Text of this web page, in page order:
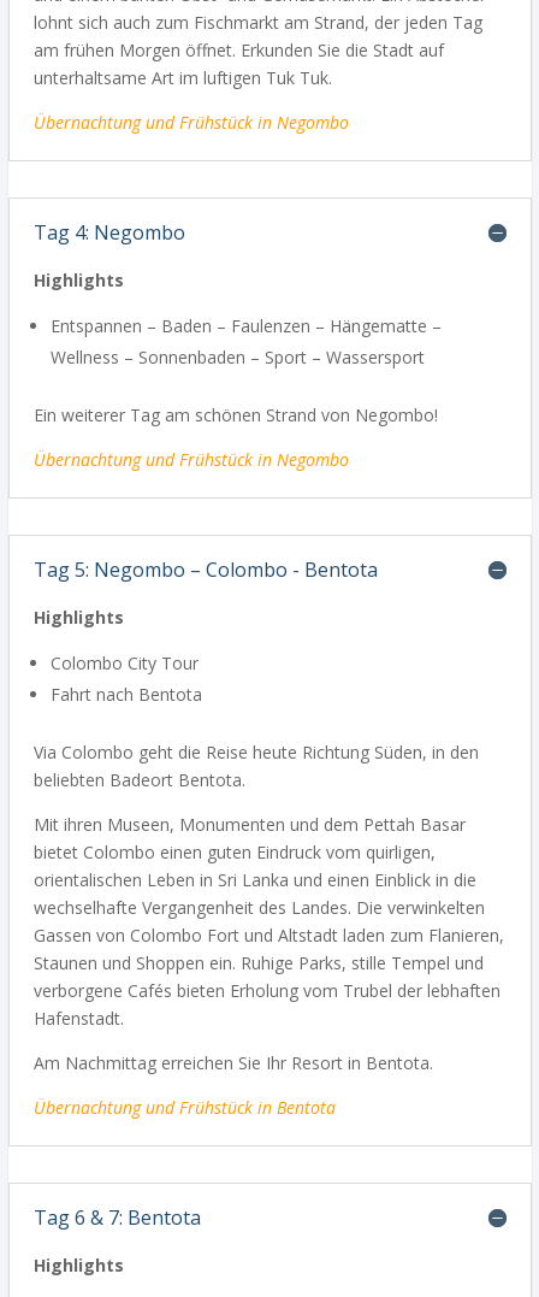
lohnt sich auch zum Fischmarkt am Strand, der jeden Tag
am frühen Morgen öffnet. Erkunden Sie die Stadt auf
unterhaltsame Art im luftigen Tuk Tuk.
Übernachtungund Frühstück in Negombo
Tag 4: Negombo
Highlights
Entspannen – Baden – Faulenzen – Hängematte –
Wellness – Sonnenbaden – Sport – Wassersport
Ein weiterer Tag am schönen Strand von Negombo!
Übernachtungund Frühstück in Negombo
Tag 5: Negombo – Colombo - Bentota
Highlights
Colombo City Tour
Fahrt nach Bentota
Via Colombo geht die Reise heute Richtung Süden, in den
beliebten Badeort Bentota.
Mit ihren Museen, Monumenten und dem Pettah Basar
bietet Colombo einen guten Eindruck vom quirligen,
orientalischen Leben in Sri Lanka und einen Einblick in die
wechselhafte Vergangenheit des Landes. Die verwinkelten
Gassen von Colombo Fort und Altstadt laden zum Flanieren,
Staunen und Shoppen ein. Ruhige Parks, stille Tempel und
verborgene Cafés bieten Erholung vom Trubel der lebhaften
Hafenstadt.
Am Nachmittag erreichen Sie Ihr Resort in Bentota.
Übernachtungund Frühstück in Bentota
Tag 6 & 7: Bentota
Highlights